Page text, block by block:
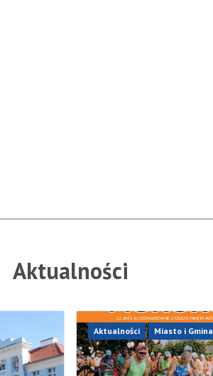
Aktualności
Aktualności Miasto i Gmina